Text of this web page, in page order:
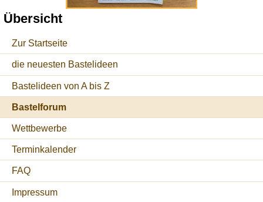
Übersicht
Zur Startseite
die neuesten Bastelideen
Bastelideen von A bis Z
Bastelforum
Wettbewerbe
Terminkalender
FAQ
Impressum